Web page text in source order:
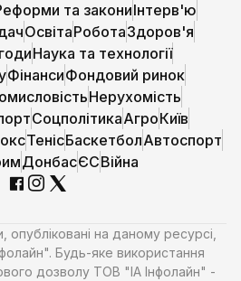
та закониІнтерв'ю
ОсвітаРоботаЗдоров'я
Наука та технології
ФінансиФондовий ринок
Нерухомість
СоцполітикаАгроКиїв
ТенісБаскетболАвтоспорт
ДонбасЄСВійна
опубліковані на даному ресурсі,
Будь-яке використання
дозволу ТОВ "ІА Інфолайн" -